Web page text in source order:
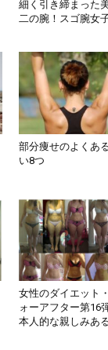
細く引き締まった
二の腕！スゴ腕女
部分痩せのよくあ
い8つ
女性のダイエット
ォーアフター第16
本人的な親しみあ